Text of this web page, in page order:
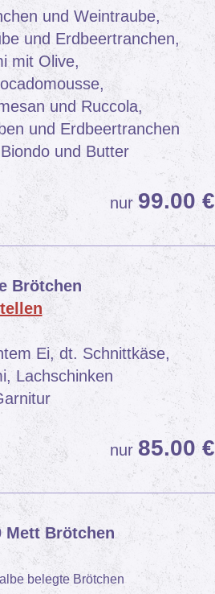
und Weintraube,
und Erdbeertranchen,
mit Olive,
und Ruccola,
und Erdbeertranchen
und Butter
nur 99.00 €
Brötchen
Ei, dt. Schnittkäse,
Lachschinken
nur 85.00 €
Mett Brötchen
belegte Brötchen